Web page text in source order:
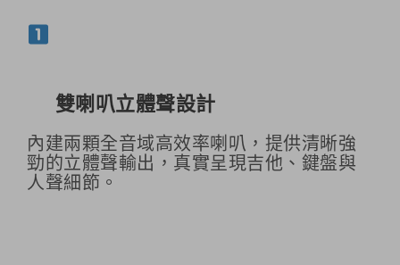
雙喇叭立體聲設計
內建兩顆全音域高效率喇叭，提供清晰強
勁的立體聲輸出，真實呈現吉他、鍵盤與
人聲細節。